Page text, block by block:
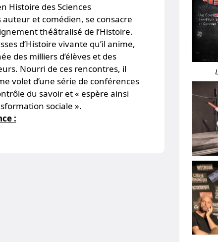
Histoire des Sciences
auteur et comédien, se consacre
théâtralisé de l’Histoire.
d’Histoire vivante qu’il anime,
des milliers d’élèves et des
Nourri de ces rencontres, il
volet d’une série de conférences
du savoir et « espère ainsi
sociale ».
: